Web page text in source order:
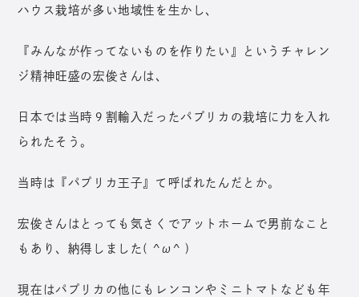
ハウス栽培が多い地域性を生かし、
『みんなが作ってないものを作りたい』というチャレン
ジ精神旺盛の宏俊さんは、
日本では当時９割輸入だったパプリカの栽培に力を入れ
られたそう。
当時は『パプリカ王子』て呼ばれたんだとか。
宏俊さんはとっても気さくでアットホームで男前なこと
もあり、納得しました( ^ω^ )
現在はパプリカの他にもレンコンやミニトマトなども年